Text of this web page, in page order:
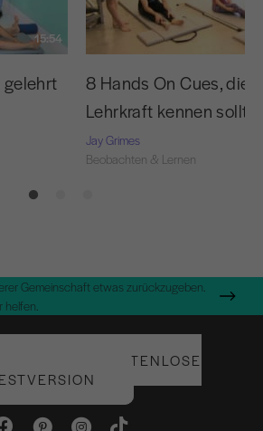
15:54
gelehrt
8 Hands On Cues, die
Lehrkraft kennen sollte
Jay Grimes
Beobachten & Lernen
Gemeinschaft etwas zurückzugeben.
helfen.
SIE IHRE KOSTENLOSE